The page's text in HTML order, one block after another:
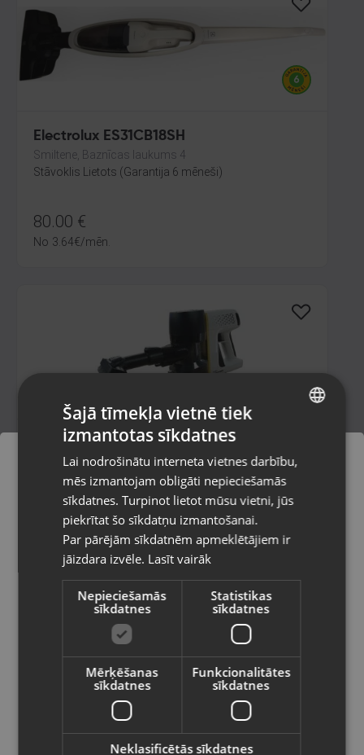
Electrolux ES31CB18SH
Smiltene, Baznīcas laukums 4
Stāvoklis Lietots (Garantija 6 mēneši)
80.00 €
No 3.64€/mēn.
Karcher VC 4
Rīga, Mārupes iela 3
Stāvoklis Lietots (Garantija 6 mēneši)
65.00€
/mēn.
Hoover H-FREE 2-in-1 (HF21F25)
Pasūtījumi tiks piegādāti uz
izvēlēto valsti
Vietnes saturs būs attēlots izvēlētajā
valodā
Valsts
Latviešu / Latvian
RUSSIAN
Šajā tīmekļa vietnē tiek
izmantotas sīkdatnes
Lai nodrošinātu interneta vietnes darbību,
mēs izmantojam obligāti nepieciešamās
sīkdatnes. Turpinot lietot mūsu vietni, jūs
piekrītat šo sīkdatņu izmantošanai.
Par pārējām sīkdatnēm apmeklētājiem ir
jāizdara izvēle. Lasīt vairāk
Nepieciešamās
sīkdatnes
Statistikas
sīkdatnes
Mērķēšanas
sīkdatnes
Funkcionalitātes
sīkdatnes
Neklasificētās sīkdatnes